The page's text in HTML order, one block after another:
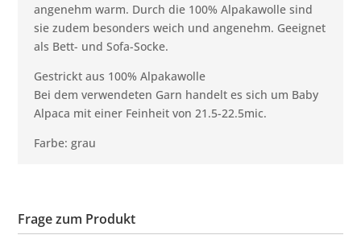
angenehm warm. Durch die 100% Alpakawolle sind
sie zudem besonders weich und angenehm. Geeignet
als Bett- und Sofa-Socke.
Gestrickt aus 100% Alpakawolle
Bei dem verwendeten Garn handelt es sich um Baby
Alpaca mit einer Feinheit von 21.5-22.5mic.
Farbe: grau
Frage zum Produkt